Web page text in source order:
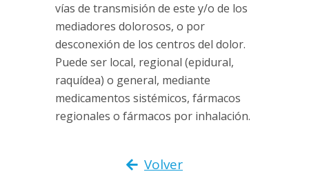
vías de transmisión de este y/o de los
mediadores dolorosos, o por
desconexión de los centros del dolor.
Puede ser local, regional (epidural,
raquídea) o general, mediante
medicamentos sistémicos, fármacos
regionales o fármacos por inhalación.
Volver